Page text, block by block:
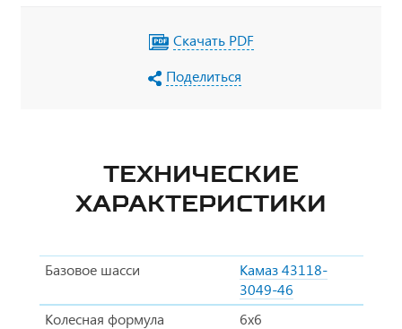
Скачать PDF
Поделиться
ТЕХНИЧЕСКИЕ
ХАРАКТЕРИСТИКИ
Базовое шасси
Камаз 43118-
3049-46
Колесная формула
6х6